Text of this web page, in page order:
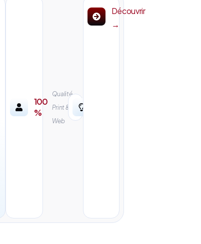
100
%
Qualité
Print &
Web
Découvrir
→